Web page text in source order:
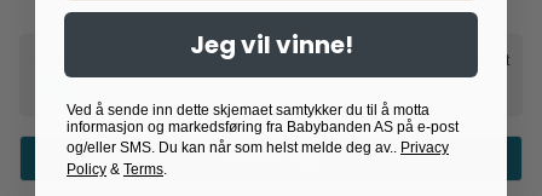
Flekkbestandig
95% polyester, 5% elastan.
Trykk: 100% polyester.
Vaskes ved 30 grader
Markedsføring Egendefinert
Bekreft valg
Jeg vil vinne!
Ved å sende inn dette skjemaet samtykker du til å motta
informasjon og markedsføring fra Babybanden AS på e-post
og/eller SMS. Du kan når som helst melde deg av.. Privacy
Policy & Terms